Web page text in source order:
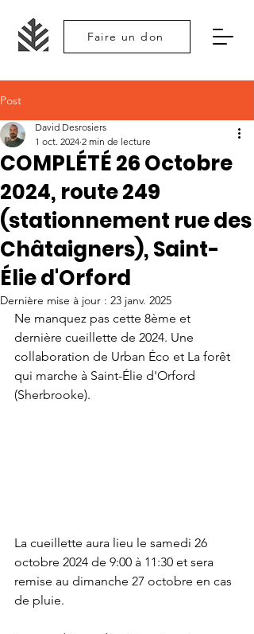
Faire un don
Post
COMPLÉTÉ 26 Octobre
2024, route 249
(stationnement rue des
Châtaigners), Saint-
Élie d'Orford
David Desrosiers
1 oct. 2024 2 min de lecture
Dernière mise à jour : 23 janv. 2025
Ne manquez pas cette 8ème et
dernière cueillette de 2024. Une
collaboration de Urban Éco et La forêt
qui marche à Saint-Élie d'Orford
(Sherbrooke).
La cueillette aura lieu le samedi 26
octobre 2024 de 9:00 à 11:30 et sera
remise au dimanche 27 octobre en cas
de pluie.